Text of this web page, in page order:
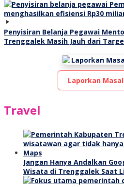
Penyisiran Belanja Pegawai
Trenggalek Masih Jauh dari
Laporkan
Travel
Jangan Hanya Andalkan
Wisata di Trenggalek Saat